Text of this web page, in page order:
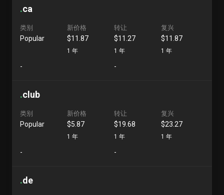
.ca
类别
Popular
新价格
$11.87
1 年
转让
$11.27
1 年
复兴
$11.87
1 年
- -
.club
类别
Popular
新价格
$5.87
1 年
转让
$19.68
1 年
复兴
$23.27
1 年
- -
.de